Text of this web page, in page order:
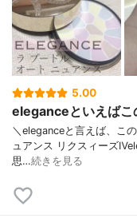
5.00
eleganceといえばこ
＼eleganceと言えば、こ
ュアンス リクスィーズ
思…続きを見る